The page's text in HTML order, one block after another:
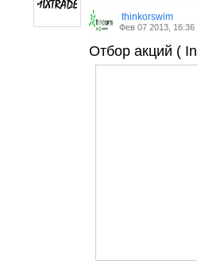
thinkorswim
Фев 07 2013, 16:36
Отбор акций (